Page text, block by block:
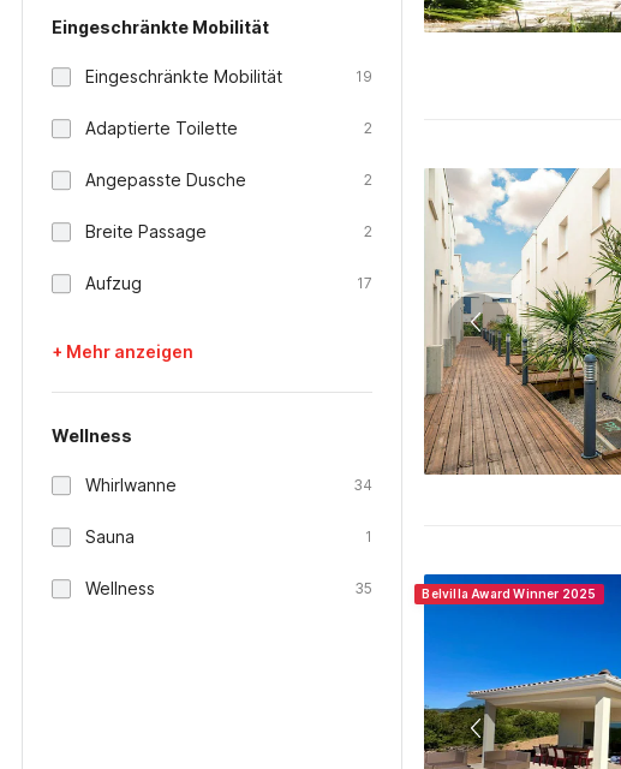
Eingeschränkte Mobilität
Eingeschränkte Mobilität 19
Adaptierte Toilette 2
Angepasste Dusche 2
Breite Passage 2
Aufzug 17
+ Mehr anzeigen
Wellness
Whirlwanne 34
Sauna 1
Wellness 35 Belvilla Award Winner 2025